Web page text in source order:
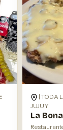
| TODA
JUJUY
La